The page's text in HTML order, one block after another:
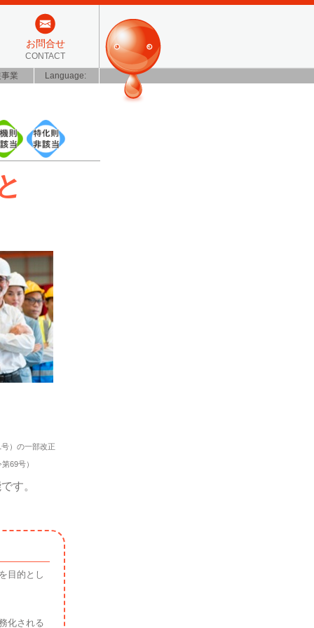
お問合せ
CONTACT
業 Language:
）の一部改正
号）
す。
目的とし
化される